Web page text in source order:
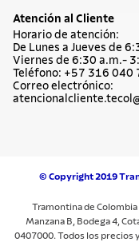
Atención al Cliente
Horario de atención:
De Lunes a Jueves de
Viernes de 6:30 a.m.-
Teléfono: +57 316 040
Correo electrónico:
© Copyright 2019
Tramontina de Colombia
Manzana B, Bodega 4,
0407000. Todos los precios